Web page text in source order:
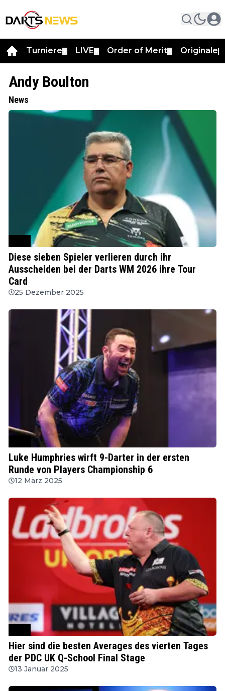
Turniere LIVE Order of Merit Originale
Andy Boulton
News
Diese sieben Spieler verlieren durch ihr
Ausscheiden bei der Darts WM 2026 ihre Tour
Card
25 Dezember 2025
Luke Humphries wirft 9-Darter in der ersten
Runde von Players Championship 6
12 März 2025
Hier sind die besten Averages des vierten Tages
der PDC UK Q-School Final Stage
13 Januar 2025